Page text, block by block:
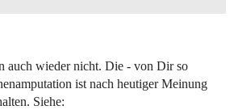
auch wieder nicht. Die - von Dir so
ist nach heutiger Meinung
Siehe: